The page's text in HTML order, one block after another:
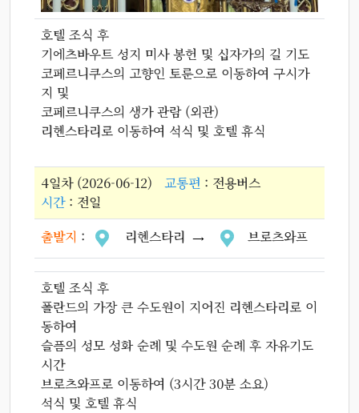
호텔 조식 후
기에츠바우트 성지 미사 봉헌 및 십자가의 길 기도
코페르니쿠스의 고향인 토룬으로 이동하여 구시가
지 및
코페르니쿠스의 생가 관람 (외관)
리헨스타리로 이동하여 석식 및 호텔 휴식
4일차 (2026-06-12) 교통편 : 전용버스
시간: 전일
출발지 : 리헨스타리 브로츠와프
호텔 조식 후
폴란드의 가장 큰 수도원이 지어진 리헨스타리로 이
동하여
슬픔의 성모 성화 순례 및 수도원 순례 후 자유기도
시간
브로츠와프로 이동하여 (3시간 30분 소요)
석식 및 호텔 휴식